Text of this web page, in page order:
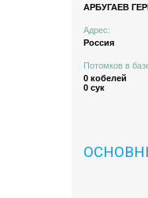
АРБУГАЕВ
Адрес:
Россия
Потомков в
0 кобелей
0 сук